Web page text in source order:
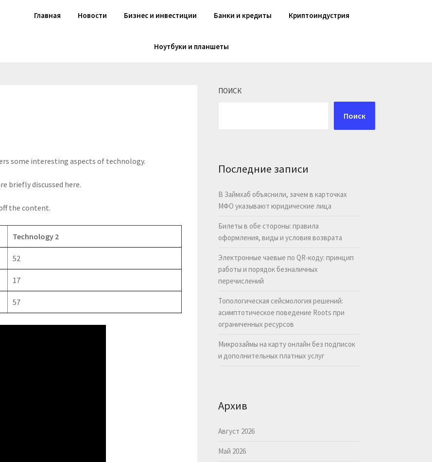
Главная Новости Бизнес и инвестиции Банки и кредиты Криптоиндустрия
Ноутбуки и планшеты
some interesting aspects of technology.
briefly discussed here.
the content.
Technology 2
52
17
57
ПОИСК
Поиск
Последние записи
В Займхаб объяснили, зачем в карточках
МФО указывают юридические лица
Билеты в обе стороны: правила
оформления, виды и условия возврата
Электронные чаевые по QR-коду: принцип
работы и порядок безналичных
перечислений
Топологическая сейсмология решений:
асимптотическое поведение Roots при
ограниченных ресурсов
Микрозаймы на карту онлайн без подписок
и дополнительных платных услуг
Архив
Август 2026
Май 2026